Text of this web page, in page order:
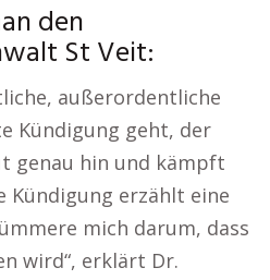
den
St Veit:
außerordentliche
Kündigung geht, der
genau hin und kämpft
Kündigung erzählt eine
mich darum, dass
wird“, erklärt Dr.